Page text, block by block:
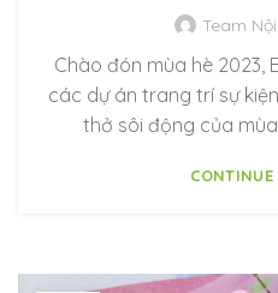
Team
Chào đón mùa hè 2023,
các dự án trang trí sự
thở sôi động của
CONTINUE